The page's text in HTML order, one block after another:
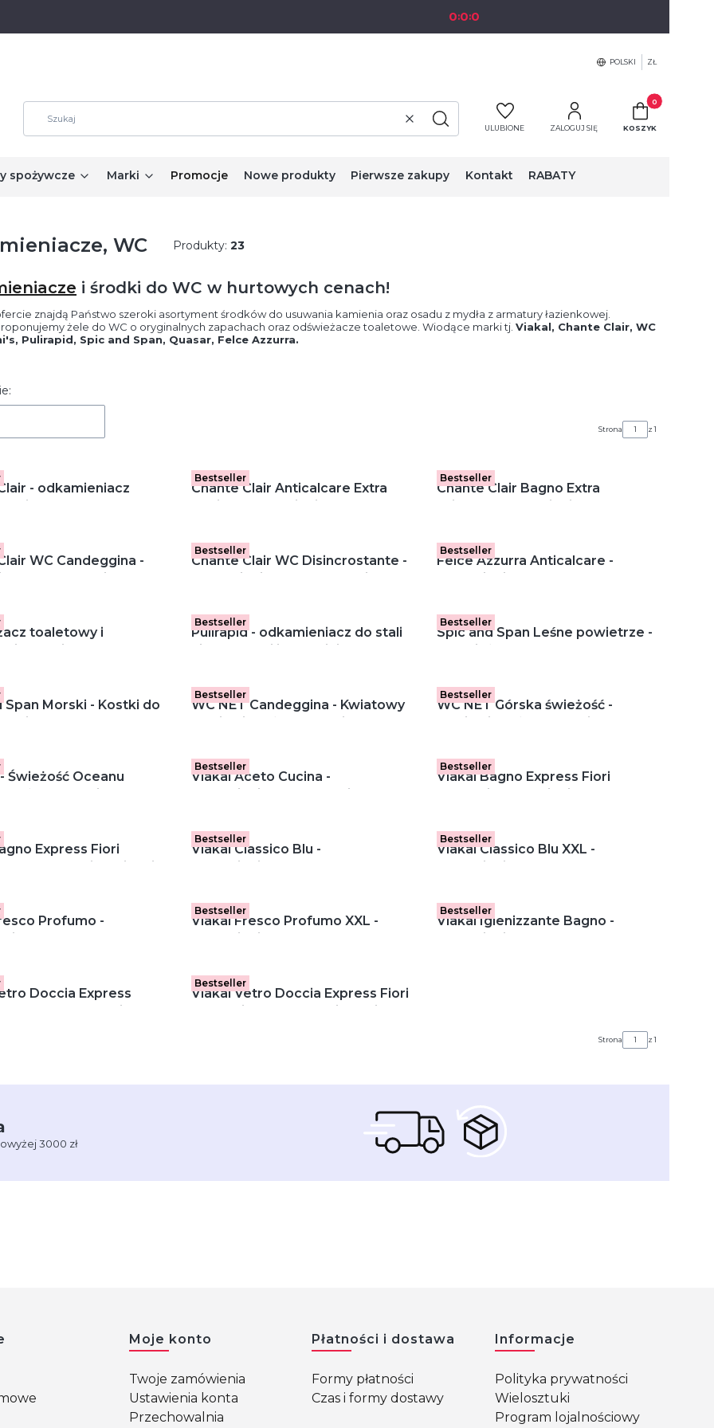
0:0:0
POLSKI ZŁ
WyczyśćSzukaj ULUBIONE ZALOGUJ SIĘ
Produkty w
KOSZYK
spożywcze Marki Promocje Nowe produkty Pierwsze zakupy Kontakt RABATY
WC Produkty: 23
i środki do WC w hurtowych cenach!
znajdą Państwo szeroki asortyment środków do usuwania kamienia oraz osadu z mydła z armatury łazienkowej.
żele do WC o oryginalnych zapachach oraz odświeżacze toaletowe. Wiodące marki tj. Viakal, Chante Clair, WC
Pulirapid, Spic and Span, Quasar, Felce Azzurra.
Strona z 1
- odkamieniacz
(625 ml)
Bestseller
Chante Clair Anticalcare Extra
Rapido - odkamieniacz (625 ml)
Bestseller
Chante Clair Bagno Extra
Brillante - odkamieniacz w
WC Candeggina -
do toalet, pianka
Bestseller
Chante Clair WC Disincrostante -
Odkamieniacz do toalet, pianka
Bestseller
Felce Azzurra Anticalcare -
odkamieniacz w sprayu (750 ml)
toaletowy i
Spic and Span
Bestseller
Pulirapid - odkamieniacz do stali
nierdzewnej i ceramiki (750 ml)
Bestseller
Spic and Span Leśne powietrze -
Odświeżacz toaletowy w kostce
Span Morski - Kostki do
Bestseller
WC NET Candeggina - Kwiatowy
wybielający żel do WC i armatury
Bestseller
WC NET Górska świeżość -
wybielający żel do WC i armatury
żel do WC i armatury
Bestseller
Viakal Aceto Cucina -
odkamieniacz do kuchni w
Bestseller
Viakal Bagno Express Fiori
Eleganti - odkamieniacz w sprayu
Express Fiori
- płyn do mycia łazienki
Bestseller
Viakal Classico Blu -
odkamieniacz w sprayu (470 ml)
Bestseller
Viakal Classico Blu XXL -
odkamieniacz w sprayu (800 ml)
Profumo -
w sprayu (470 ml)
Bestseller
Viakal Fresco Profumo XXL -
odkamieniacz w sprayu (800 ml)
Bestseller
Viakal Igienizzante Bagno -
odkamieniacz w sprayu (470 ml)
Doccia Express
- płyn do mycia
Bestseller
Viakal Vetro Doccia Express Fiori
Eleganti - płyn do mycia kabin
Strona z 1
3000 zł
stopce Moje konto
Twoje zamówienia
Ustawienia konta
Przechowalnia
Płatności i dostawa
Formy płatności
Czas i formy dostawy
Informacje
Polityka prywatności
Wielosztuki
Program lojalnościowy